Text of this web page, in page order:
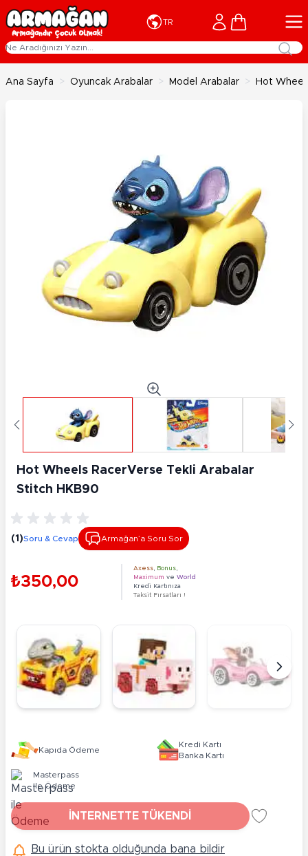
İçeriğe geç
TR Cart
Ana Sayfa > Oyuncak Arabalar > Model Arabalar > Hot
Hot Wheels RacerVerse Tekli Arabalar
Stitch HKB90
(1)Soru & Cevap Armağan’a Soru Sor
₺350,00
Axess Bonus
Maximum ve World
Kredi Kartınıza
Taksit Fırsatları !
Kapıda Ödeme
Kredi Kartı
Banka Kartı
Masterpass
ile Ödeme
İNTERNETTE TÜKENDİ
Bu ürün stokta olduğunda bana bildir